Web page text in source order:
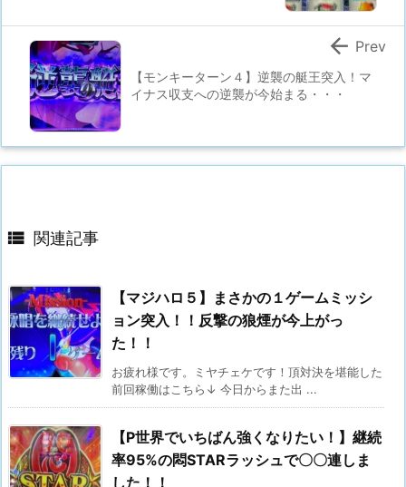
【モンキーターン４】逆襲の艇王突入！マ
イナス収支への逆襲が今始まる・・・
 Prev
 関連記事
【マジハロ５】まさかの１ゲームミッシ
ョン突入！！反撃の狼煙が今上がっ
た！！
お疲れ様です。ミヤチェケです！頂対決を堪能した
前回稼働はこちら↓ 今日からまた出 ...
【P世界でいちばん強くなりたい！】継続
率95%の悶STARラッシュで〇〇連しま
した！！